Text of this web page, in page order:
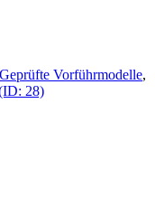
Geprüfte Vorführmodelle,
28)